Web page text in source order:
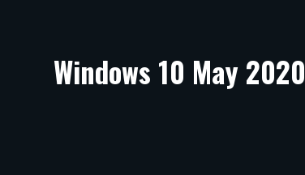
Windows 10 May 2020